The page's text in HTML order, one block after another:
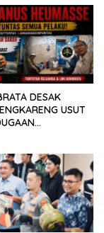
DESAK
USUT